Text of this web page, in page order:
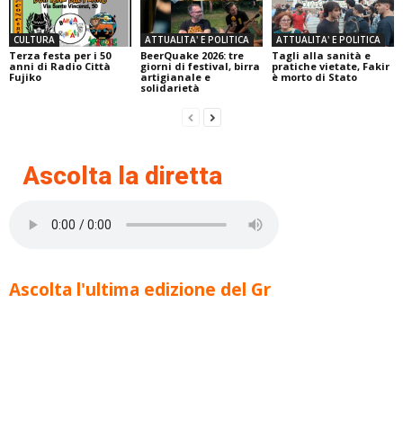
CULTURA
Terza festa per i 50
anni di Radio Città
Fujiko
ATTUALITA' E POLITICA
BeerQuake 2026: tre
giorni di festival, birra
artigianale e
solidarietà
ATTUALITA' E POLITICA
Tagli alla sanità e
pratiche vietate, Fakir
è morto di Stato
Ascolta la diretta
Ascolta l'ultima edizione del Gr